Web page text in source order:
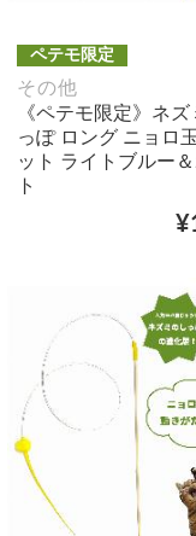
ペテモ限定
その他
《ペテモ限定》ネズ
っぽ ロング ニョロ
ット ライトブルー
ト